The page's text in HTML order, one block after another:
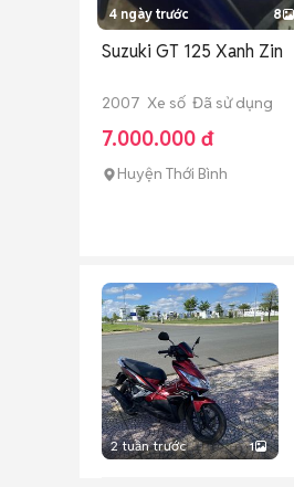
4 ngày trước 8
Suzuki GT 125 Xanh Zin
2007 Xe số Đã sử dụng
7.000.000 đ
Huyện Thới Bình
2 tuần trước 1